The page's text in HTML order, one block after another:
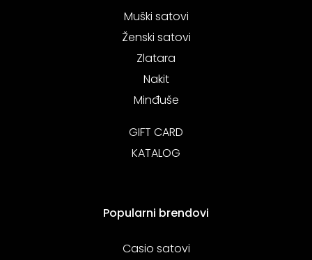
Muški satovi
Ženski satovi
Zlatara
Nakit
Minđuše
GIFT CARD
KATALOG
Popularni brendovi
Casio satovi